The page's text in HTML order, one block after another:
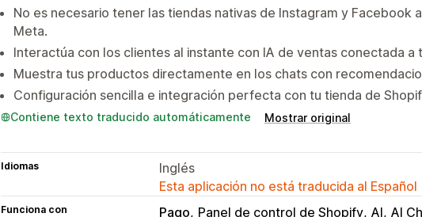
No es necesario tener las tiendas nativas de Instagram y Facebook
Meta.
Interactúa con los clientes al instante con IA de ventas conectada a
Muestra tus productos directamente en los chats con
Configuración sencilla e integración perfecta con tu tienda de
Contiene texto traducido automáticamente Mostrar original
Idiomas
Inglés
Esta aplicación no está traducida al Español
Funciona con Pago Panel de control de Shopify AI AI